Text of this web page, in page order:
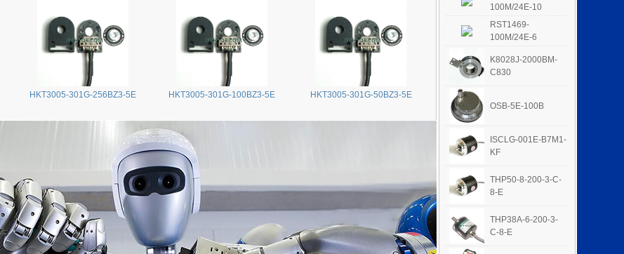
HKT3005-301G-256BZ3-5E HKT3005-301G-100BZ3-5E HKT3005-301G-50BZ3-5E
100M/24E-10
RST1469-
100M/24E-6
K8028J-2000BM-
C830
OSB-5E-100B
ISCLG-001E-B7M1-
KF
THP50-8-200-3-C-
8-E
THP38A-6-200-3-
C-8-E